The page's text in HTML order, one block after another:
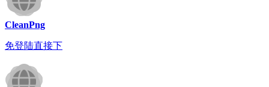
CleanPng
免登陆直接下